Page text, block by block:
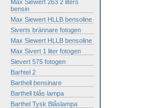
Max Siewert 263 2 liters
bensin
Max Siewert HLLB bensoline
Siverts brännare fotogen
Max Siewert HLLB bensoline
Max Sivert 1 liter fotogen
Sievert 575 fotogen
Barhtel 2
Barthell bensinare
Barthell blås lampa
Barthel Tysk Blåslampa